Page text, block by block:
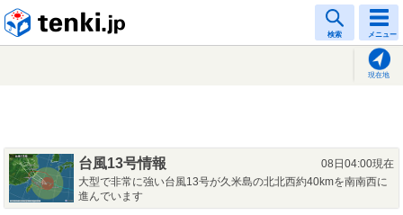
検索 メニュー
現在地
台風13号情報
08日04:00現在
大型で非常に強い台風13号が久米島の北北西約40kmを南南西に
進んでいます